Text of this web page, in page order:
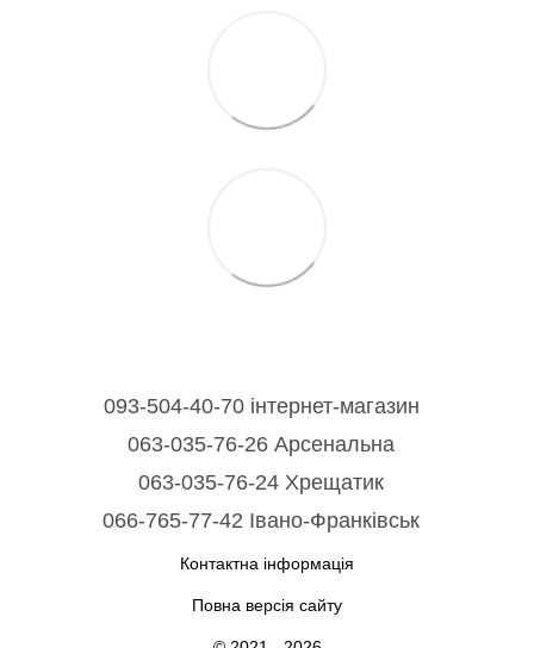
093-504-40-70 інтернет-магазин
063-035-76-26 Арсенальна
063-035-76-24 Хрещатик
066-765-77-42 Івано-Франківськ
Контактна інформація
Повна версія сайту